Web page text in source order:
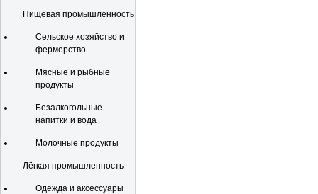
Пищевая промышленность
Сельское хозяйство и
фермерство
Мясные и рыбные
продукты
Безалкогольные
напитки и вода
Молочные продукты
Лёгкая промышленность
Одежда и аксессуары